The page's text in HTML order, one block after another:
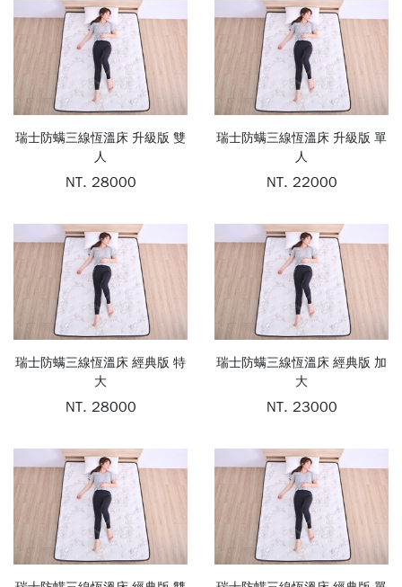
被
COMFORTER
床
MATTRES
OTHERS
商
品
童
三
件
組
會
登
冊
瑞士防螨三線恆溫床 升級版 雙
人
NT. 28000
瑞士防螨三線恆溫床 升級版 單
人
NT. 22000
瑞士防螨三線恆溫床 經典版 特
大
NT. 28000
瑞士防螨三線恆溫床 經典版 加
大
NT. 23000